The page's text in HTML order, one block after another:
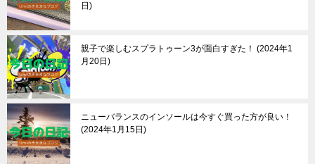
日
親子で楽しむスプラトゥーン3が面白すぎた！
2024年1
月20日
ニューバランスのインソールは今すぐ買った方が良い！
2024年1月15日